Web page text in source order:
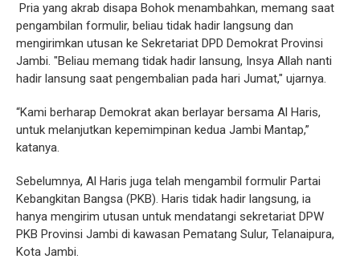
Pria yang akrab disapa Bohok menambahkan, memang saat
pengambilan formulir, beliau tidak hadir langsung dan
mengirimkan utusan ke Sekretariat DPD Demokrat Provinsi
Jambi. "Beliau memang tidak hadir lansung, Insya Allah nanti
hadir lansung saat pengembalian pada hari Jumat," ujarnya.
“Kami berharap Demokrat akan berlayar bersama Al Haris,
untuk melanjutkan kepemimpinan kedua Jambi Mantap,”
katanya.
Sebelumnya, Al Haris juga telah mengambil formulir Partai
Kebangkitan Bangsa (PKB). Haris tidak hadir langsung, ia
hanya mengirim utusan untuk mendatangi sekretariat DPW
PKB Provinsi Jambi di kawasan Pematang Sulur, Telanaipura,
Kota Jambi.